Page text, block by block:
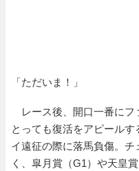
「ただいま！」
レース後、開口一番にフ
とっても復活をアピール
イ遠征の際に落馬負傷。
く、皐月賞（G1）や天皇